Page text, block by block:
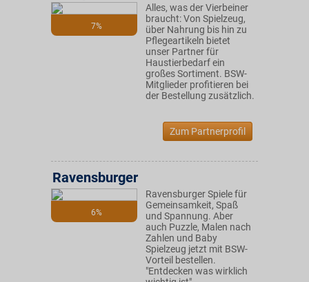
7%
Alles, was der Vierbeiner
braucht: Von Spielzeug,
über Nahrung bis hin zu
Pflegeartikeln bietet
unser Partner für
Haustierbedarf ein
großes Sortiment. BSW-
Mitglieder profitieren bei
der Bestellung zusätzlich.
Zum Partnerprofil
6%
Ravensburger
Ravensburger Spiele für
Gemeinsamkeit, Spaß
und Spannung. Aber
auch Puzzle, Malen nach
Zahlen und Baby
Spielzeug jetzt mit BSW-
Vorteil bestellen.
"Entdecken was wirklich